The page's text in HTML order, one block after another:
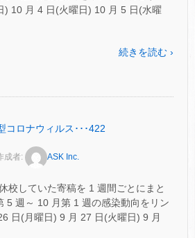
) 10 月 4 日(火曜日) 10 月 5 日(水曜
続きを読む ›
コロナウィルス･･･422
成者: ASK Inc.
校していた寄稿を 1 週間ごとにまと
5 週～ 10 月第 1 週の感染動向をリン
日(月曜日) 9 月 27 日(火曜日) 9 月